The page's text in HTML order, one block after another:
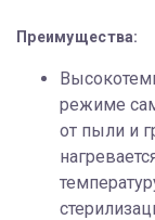
Преимущества:
режиме
от пыли и